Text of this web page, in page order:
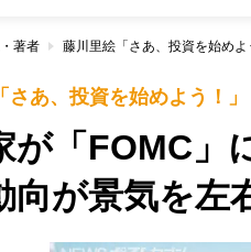
著者 藤川里絵「さあ、投資を始めよ
さあ、投資を始めよう！」
が「FOMC
向が景気を左